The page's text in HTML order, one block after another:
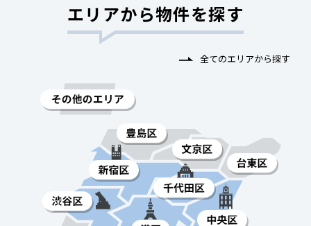
エリアから物件を探す
全てのエリアから探す